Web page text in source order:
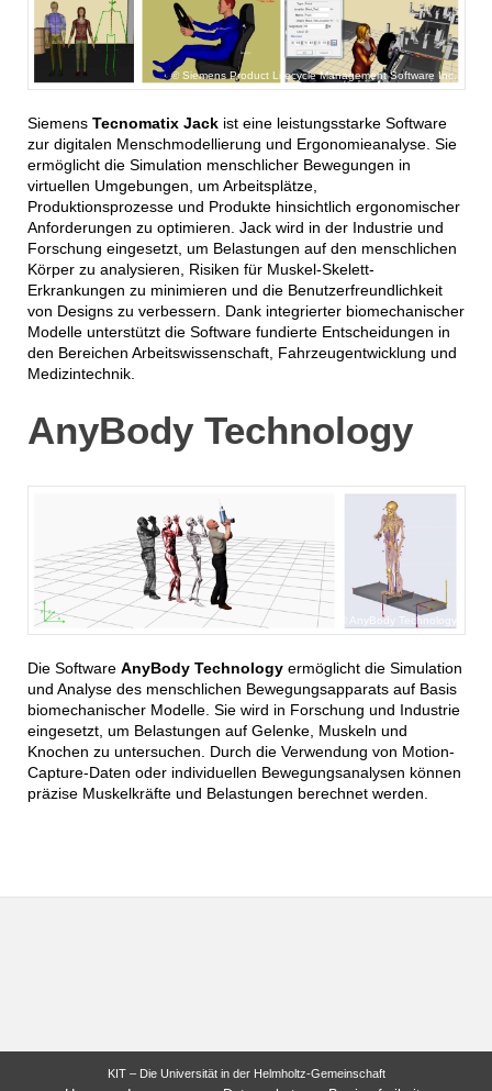
Siemens Product Lifecycle Management Software Inc.
Siemens Tecnomatix Jackist eine leistungsstarke Software
zur digitalen Menschmodellierung und Ergonomieanalyse. Sie
ermöglicht die Simulation menschlicher Bewegungen in
virtuellen Umgebungen, um Arbeitsplätze,
Produktionsprozesse und Produkte hinsichtlich ergonomischer
Anforderungen zu optimieren. Jack wird in der Industrie und
Forschung eingesetzt, um Belastungen auf den menschlichen
Körper zu analysieren, Risiken für Muskel-Skelett-
Erkrankungen zu minimieren und die Benutzerfreundlichkeit
von Designs zu verbessern. Dank integrierter biomechanischer
Modelle unterstützt die Software fundierte Entscheidungen in
den Bereichen Arbeitswissenschaft, Fahrzeugentwicklung und
Medizintechnik.
AnyBody Technology
AnyBody Technology
Die Software AnyBody Technologyermöglicht die Simulation
und Analyse des menschlichen Bewegungsapparats auf Basis
biomechanischer Modelle. Sie wird in Forschung und Industrie
eingesetzt, um Belastungen auf Gelenke, Muskeln und
Knochen zu untersuchen. Durch die Verwendung von Motion-
Capture-Daten oder individuellen Bewegungsanalysen können
präzise Muskelkräfte und Belastungen berechnet werden.
KIT – Die Universität in der Helmholtz-Gemeinschaft